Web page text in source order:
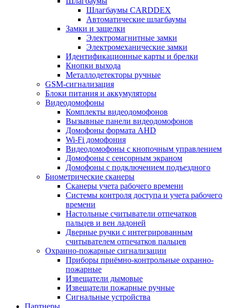
Шлагбаумы CARDDEX
Автоматические шлагбаумы
Замки и защелки
Электромагнитные замки
Электромеханические замки
Идентификационные карты и брелки
Кнопки выхода
Металлодетекторы ручные
GSM-сигнализация
Блоки питания и аккумуляторы
Видеодомофоны
Комплекты видеодомофонов
Вызывные панели видеодомофонов
Домофоны формата AHD
Wi-Fi домофония
Видеодомофоны с кнопочным управлением
Домофоны с сенсорным экраном
Домофоны с подключением подъездного
Биометрические сканеры
Сканеры учета рабочего времени
Системы контроля доступа и учета рабочего
времени
Настольные считыватели отпечатков
пальцев и вен ладоней
Дверные ручки с интегрированным
считывателем отпечатков пальцев
Охранно-пожарные сигнализации
Приборы приёмно-контрольные охранно-
пожарные
Извещатели дымовые
Извещатели пожарные ручные
Сигнальные устройства
Партнеры